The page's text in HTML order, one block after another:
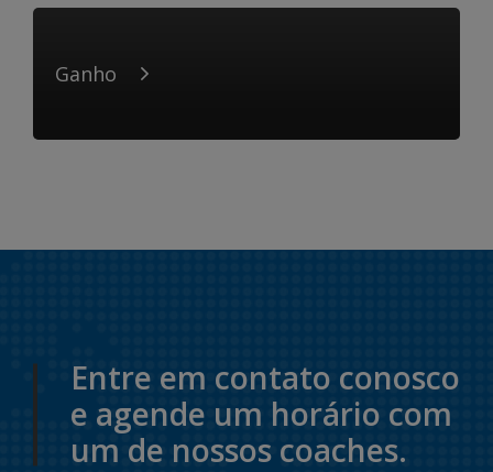
Ganho
Entre em contato conosco
e agende um horário com
um de nossos coaches.